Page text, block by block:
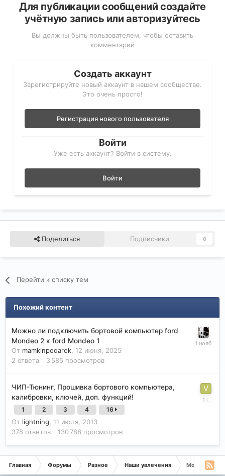
Для публикации сообщений создайте
учётную запись или авторизуйтесь
Вы должны быть пользователем, чтобы оставить
комментарий
Создать аккаунт
Зарегистрируйте новый аккаунт в нашем сообществе.
Это очень просто!
Регистрация нового пользователя
Войти
Уже есть аккаунт? Войти в систему.
Войти
Поделиться Подписчики 0
Перейти к списку тем
Похожий контент
Можно ли подключить бортовой компьютер ford
Mondeo 2 к ford Mondeo 1
От mamkinpodarok 12 июня, 2025
2 ответа 3 585 просмотров
ЧИП-Тюнинг, Прошивка бортового компьютера,
калибровки, ключей, доп. функций!
1 2 3 4 16
От lightning
11 июля, 2013
378 ответов 130 788 просмотров
Главная Форумы Разное Наши увлечения Мой